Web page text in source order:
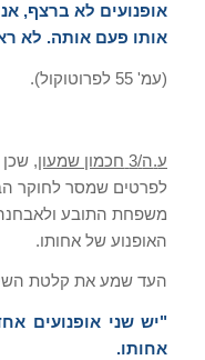
אופנועים לא ברצף,
אותו פעם אותה. לא
(עמ' 55 לפרוטוקול).
ע.ה/3 חכמון שמעון,
לפרטים שמסר לחוקר
משפחת התובע
האופנוע של אחותו.
העד שמע את קלטת
"יש שני אופנועים
אחותו.